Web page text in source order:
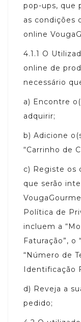
pop-ups, que
as condições
online
4.1.1 O
online de
necessário
a) Encontre
adquirir;
b) Adicione
“Carrinho de
c) Registe os
que serão
Política de
incluem a
Faturação”,
“Número de
Identificação
d) Reveja a
pedido;